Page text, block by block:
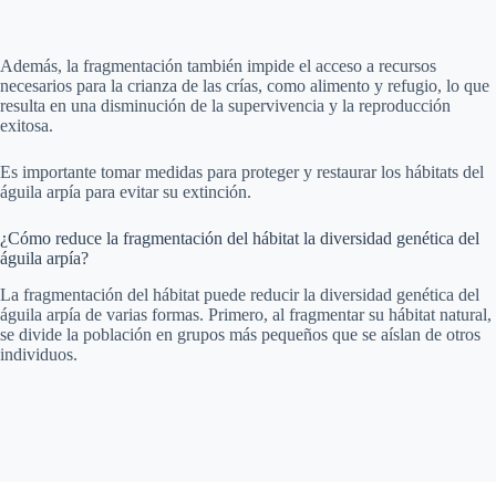
Además, la fragmentación también impide el acceso a recursos
necesarios para la crianza de las crías, como alimento y refugio, lo que
resulta en una disminución de la supervivencia y la reproducción
exitosa.
Es importante tomar medidas para proteger y restaurar los hábitats del
águila arpía para evitar su extinción.
¿Cómo reduce la fragmentación del hábitat la diversidad genética del
águila arpía?
La fragmentación del hábitat puede reducir la diversidad genética del
águila arpía de varias formas. Primero, al fragmentar su hábitat natural,
se divide la población en grupos más pequeños que se aíslan de otros
individuos.